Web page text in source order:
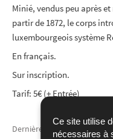
Ce site utilise
nécessaires à
Minié, vendus peu après
partir de 1872, le corps
luxembourgeois système
En français.
Sur inscription.
Tarif: 5€ (+ Entrée)
Dernière mise à jour 24/12/